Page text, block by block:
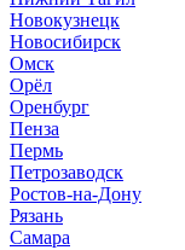
Новокузнецк
Новосибирск
Омск
Орёл
Оренбург
Пенза
Пермь
Петрозаводск
Ростов-на-Дону
Рязань
Самара